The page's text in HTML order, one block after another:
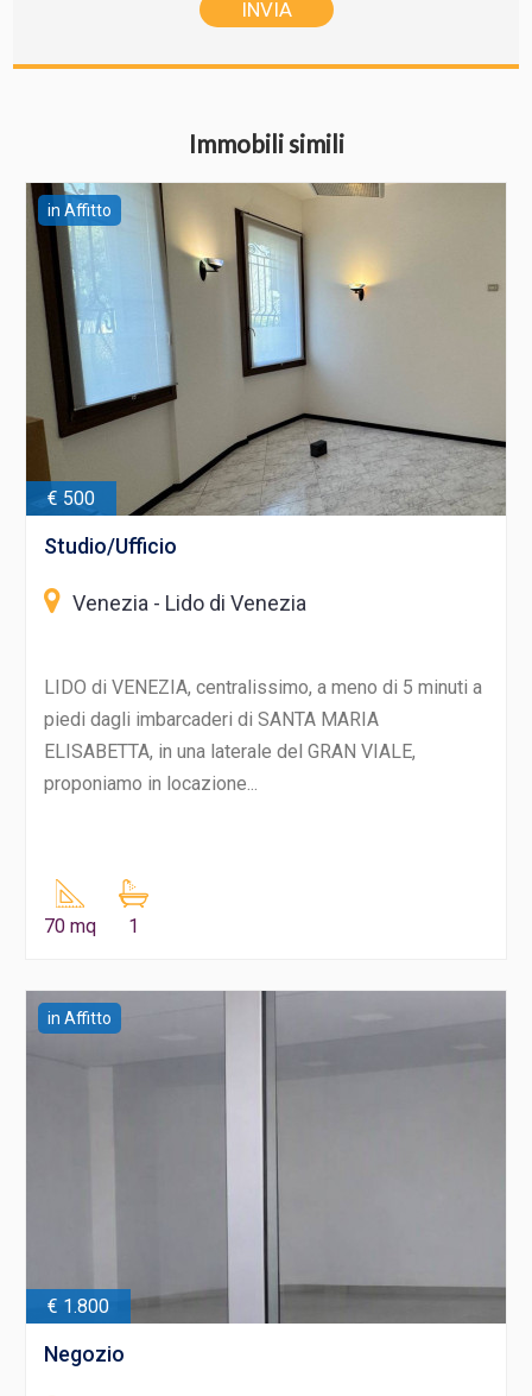
Immobili simili
€ 500
in Affitto
Studio/Ufficio
Venezia - Lido di Venezia
LIDO di VENEZIA, centralissimo, a meno di 5 minuti a
piedi dagli imbarcaderi di SANTA MARIA
ELISABETTA, in una laterale del GRAN VIALE,
proponiamo in locazione...
70 mq 1
€ 1.800
in Affitto
Negozio